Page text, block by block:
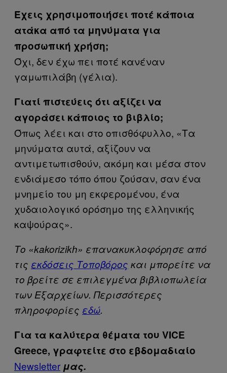
Έχεις χρησιμοποιήσει ποτέ κάποια
ατάκα από τα μηνύματα για
προσωπική χρήση;
Όχι, δεν έχω πει ποτέ κανέναν
γαμωπιλάβη (γέλια).
Γιατί πιστεύεις ότι αξίζει να
αγοράσει κάποιος το βιβλίο;
Όπως λέει και στο οπισθόφυλλο, «Τα
μηνύματα αυτά, αξίζουν να
αντιμετωπισθούν, ακόμη και μέσα στον
ενδιάμεσο τόπο όπου ζούσαν, σαν ένα
μνημείο του μη εκφερομένου, ένα
χυδαιολογικό ορόσημο της ελληνικής
καψούρας».
Το «kakorizikh» επανακυκλοφόρησε από
τις εκδόσεις Τοποβόρος και μπορείτε να
το βρείτε σε επιλεγμένα βιβλιοπωλεία
των Εξαρχείων. Περισσότερες
πληροφορίες εδώ.
Για τα καλύτερα θέματα του VICE
Greece, γραφτείτε στο εβδομαδιαίο
Newsletter μας.